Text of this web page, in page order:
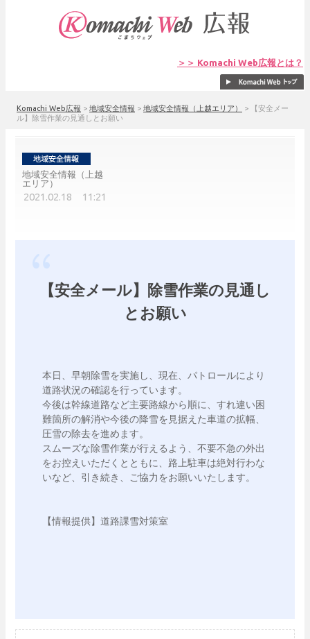
＞＞ Komachi Web広報とは？
Komachi Web広報 > 地域安全情報 > 地域安全情報（上越エリア） >
【安全メー
ル】除雪作業の見通しとお願い
地域安全情報（上越
エリア）
2021.02.18 11:21
【安全メール】除雪作業の見通し
とお願い
本日、早朝除雪を実施し、現在、パトロールにより
道路状況の確認を行っています。
今後は幹線道路など主要路線から順に、すれ違い困
難箇所の解消や今後の降雪を見据えた車道の拡幅、
圧雪の除去を進めます。
スムーズな除雪作業が行えるよう、不要不急の外出
をお控えいただくとともに、路上駐車は絶対行わな
いなど、引き続き、ご協力をお願いいたします。
【情報提供】道路課雪対策室